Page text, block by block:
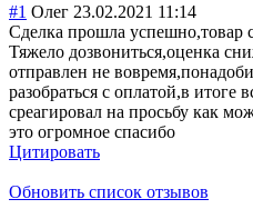
#1 Олег 23.02.2021 11:14
Сделка прошла успешно,товар
Тяжело дозвониться,оценка
отправлен не вовремя,понадоб
разобраться с оплатой,в итоге
среагировал на просьбу как
это огромное спасибо
Цитировать
Обновить список отзывов